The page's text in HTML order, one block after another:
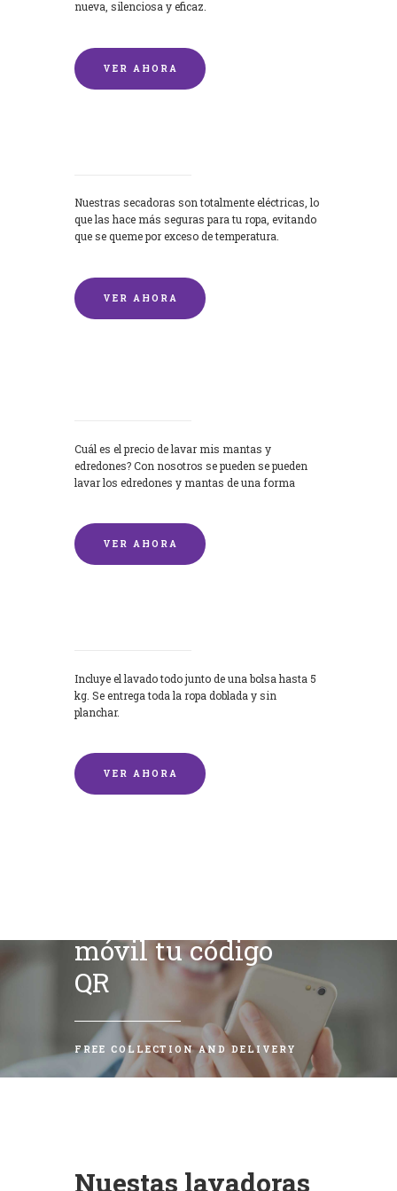
nueva, silenciosa y eficaz.
VER AHORA
Nuestras secadoras son totalmente eléctricas, lo
que las hace más seguras para tu ropa, evitando
que se queme por exceso de temperatura.
VER AHORA
Cuál es el precio de lavar mis mantas y
edredones? Con nosotros se pueden se pueden
lavar los edredones y mantas de una forma
VER AHORA
Incluye el lavado todo junto de una bolsa hasta 5
kg. Se entrega toda la ropa doblada y sin
planchar.
VER AHORA
móvil tu código
QR
FREE COLLECTION AND DELIVERY
Nuestas lavadoras